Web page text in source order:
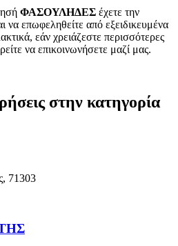
ΦΑΣΟΥΛΗΔΕΣ έχετε την
να επωφεληθείτε από εξειδικευμένα
εάν χρειάζεστε περισσότερες
να επικοινωνήσετε μαζί μας.
στην κατηγορία
71303